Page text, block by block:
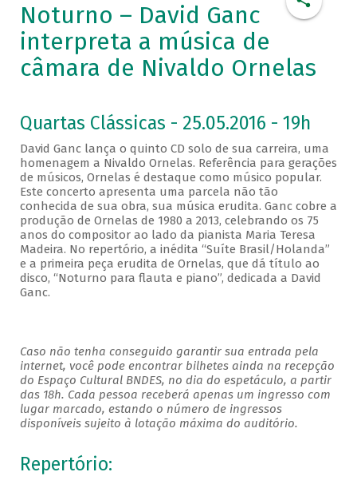
Noturno – David Ganc
interpreta a música de
câmara de Nivaldo Ornelas
Quartas Clássicas - 25.05.2016 - 19h
David Ganc lança o quinto CD solo de sua carreira, uma
homenagem a Nivaldo Ornelas. Referência para gerações
de músicos, Ornelas é destaque como músico popular.
Este concerto apresenta uma parcela não tão
conhecida de sua obra, sua música erudita. Ganc cobre a
produção de Ornelas de 1980 a 2013, celebrando os 75
anos do compositor ao lado da pianista Maria Teresa
Madeira. No repertório, a inédita “Suíte Brasil/Holanda”
e a primeira peça erudita de Ornelas, que dá título ao
disco, “Noturno para flauta e piano”, dedicada a David
Ganc.
Caso não tenha conseguido garantir sua entrada pela
internet, você pode encontrar bilhetes ainda na recepção
do Espaço Cultural BNDES, no dia do espetáculo, a partir
das 18h. Cada pessoa receberá apenas um ingresso com
lugar marcado, estando o número de ingressos
disponíveis sujeito à lotação máxima do auditório.
Repertório: